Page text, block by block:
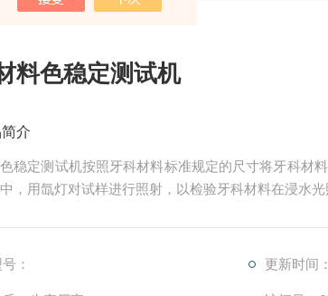
料色稳定测试机
介
稳定测试机按照牙科材料标准规定的尺寸将牙科材
，用氙灯对试样进行照射，以检验牙科材料在浸水光
： 更新时间